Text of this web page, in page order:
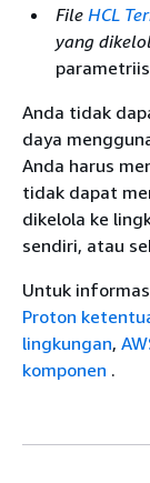
File HCL
yang
Anda tidak
daya
Anda harus
tidak dapat
dikelola ke
sendiri, atau
Untuk
Proton
lingkungan,
komponen .